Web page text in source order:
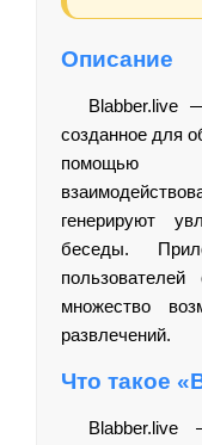
Описание
Blabber.live
созданное для
помощью
генерируют
беседы.
множество
развлечений.
Что такое
Blabber.live